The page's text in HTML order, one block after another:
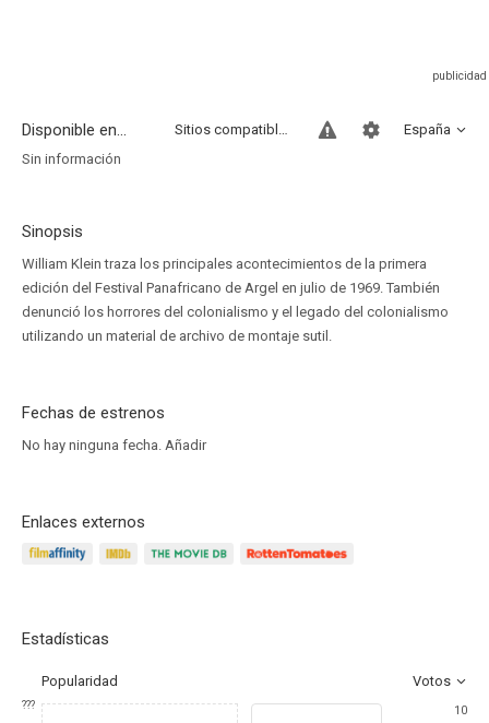
Disponible en... España
Sitios compatibles
Sin información
Sinopsis
William Klein traza los principales acontecimientos de la primera
edición del Festival Panafricano de Argel en julio de 1969. También
denunció los horrores del colonialismo y el legado del colonialismo
utilizando un material de archivo de montaje sutil.
Fechas de estrenos
No hay ninguna fecha. Añadir
Enlaces externos
Estadísticas
Popularidad Votos
???
10